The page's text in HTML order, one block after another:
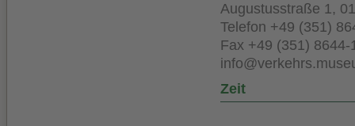
Augustusstraße 1,
Telefon +49 (351)
Fax +49 (351) 8644-
Zeit